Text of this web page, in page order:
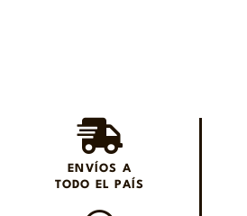
Envios en el
ENVÍOS A
TODO EL PAÍS